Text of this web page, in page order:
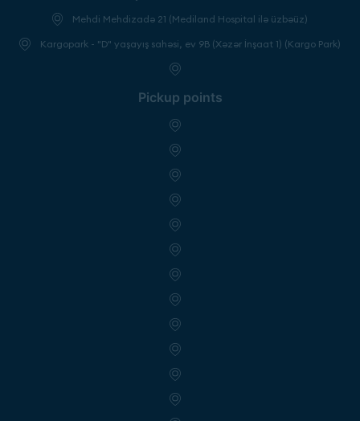
Mehdi Mehdizadə 21 (Mediland Hospital ilə üzbəüz)
Kargopark - "D" yaşayış sahəsi, ev 9B (Xəzər İnşaat 1) (Kargo Park)
Pickup points